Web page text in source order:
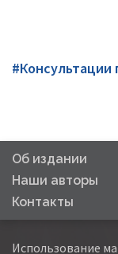
Об издании
Наши авторы
Контакты
Использование